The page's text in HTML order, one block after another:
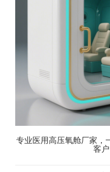
专业医用高压氧舱厂家，
客户